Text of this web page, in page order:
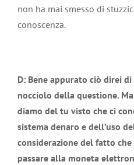
non ha mai smesso di
conoscenza.
D: Bene appurato ciò direi
nocciolo della questione.
diamo del tu visto che ci
sistema denaro e dell’uso
considerazione del fatto
passare alla moneta